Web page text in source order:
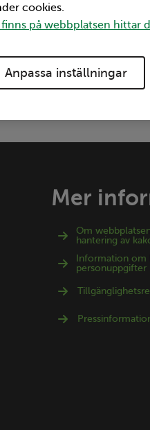
Mer
Om
hantering av
Information om
personuppgifter
cookies.
på webbplatsen hittar
Anpassa inställningar